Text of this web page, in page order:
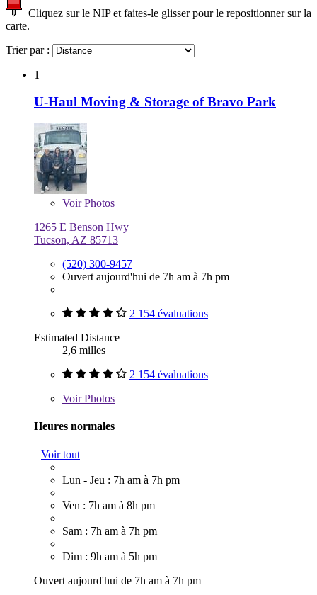
Cliquez sur le NIP et faites-le glisser pour le repositionner sur la
carte.
Trier par :
1
U-Haul Moving & Storage of Bravo Park
VoirPhotos
1265 E Benson Hwy
Tucson, AZ 85713
(520) 300-9457
Ouvert aujourd'hui de 7h am à 7h pm
2 154 évaluations
Estimated Distance
2,6 milles
2 154 évaluations
VoirPhotos
Heures normales
Voir tout
Lun - Jeu : 7h am à 7h pm
Ven : 7h am à 8h pm
Sam : 7h am à 7h pm
Dim : 9h am à 5h pm
Ouvert aujourd'hui de 7h am à 7h pm